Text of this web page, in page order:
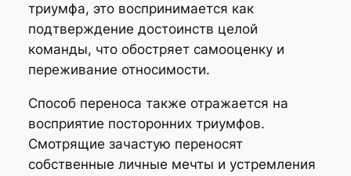
триумфа, это воспринимается как
подтверждение достоинств целой
команды, что обостряет самооценку и
переживание относимости.
Способ переноса также отражается на
восприятие посторонних триумфов.
Смотрящие зачастую переносят
собственные личные мечты и устремления